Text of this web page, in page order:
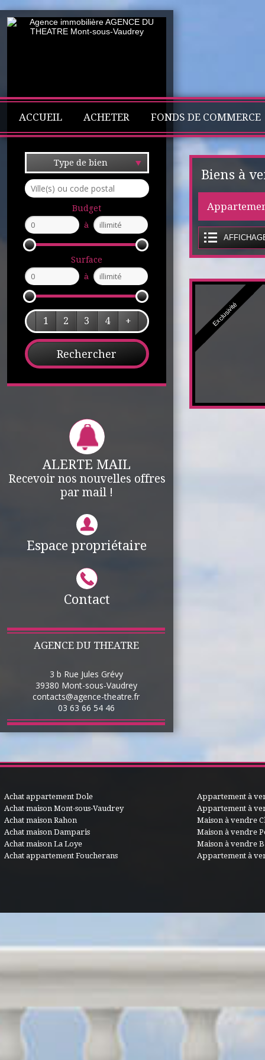
ACCUEIL ACHETER FONDS DE COMMERCE
Type de bien
Budget
à
Surface
à
1 2 3 4 +
ALERTE MAIL
Recevoir nos nouvelles offres
par mail !
Espace propriétaire
Contact
AGENCE DU THEATRE
3 b Rue Jules Grévy
39380 Mont-sous-Vaudrey
contacts@agence-theatre.fr
03 63 66 54 46
Biens à
Exclusivité
Achat appartement Dole
Achat maison Mont-sous-Vaudrey
Achat maison Rahon
Achat maison Damparis
Achat maison La Loye
Achat appartement Foucherans
Appartement à
Appartement à
Maison à vendre
Maison à vendre
Maison à vendre
Appartement à